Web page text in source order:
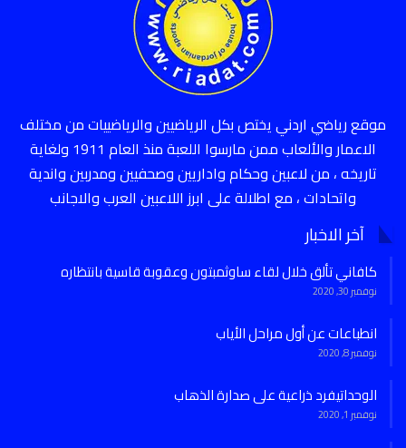
موقع رياضي اردني يختص بكل الرياضيين والرياضييات من مختلف
الاعمار والألعاب ممن مارسوا اللعبة منذ العام 1911 ولغاية
تاريخه ، من لاعبين وحكام واداريين وصحفيين ومدربين واندية
واتحادات ، مع اطلالة على ابرز اللاعبين العرب والاجانب
آخر الاخبار
كافاني تألق خلال لقاء ساوثمبتون وعقوبة قاسية بانتظاره
نوفمبر 30, 2020
انطباعات عن أول مراحل الأياب
نوفمبر 8, 2020
الوحداتيفرد ذراعية على صدارة الذهاب
نوفمبر 1, 2020